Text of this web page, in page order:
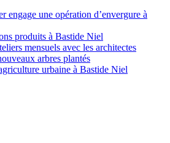
engage une opération d’envergure à
produits à Bastide Niel
mensuels avec les architectes
arbres plantés
urbaine à Bastide Niel